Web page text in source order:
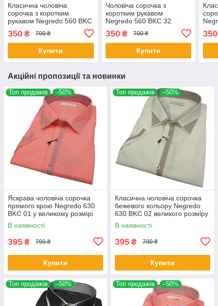
Класична чоловіча
сорочка з коротким
рукавом Negredo 560 BKC
350 ₴ 700 ₴
Купити
Чоловіча сорочка з
коротким рукавом
Negredo 560 BKC 32
350₴ 700 ₴
Купити
350
Акційні пропозиції та новинки
Топ продажів –50%
Яскрава чоловіча сорочка
прямого крою Negredo 630
BKC 01 у великому розмірі
В наявності
395 ₴ 790 ₴
Купити
Топ продажів –50%
Класична чоловіча сорочка
бежевого кольору Negredo
630 BKC 02 великого розміру
В наявності
395 ₴ 790 ₴
Купити
Топ продажів –50% Топ продажів –50%